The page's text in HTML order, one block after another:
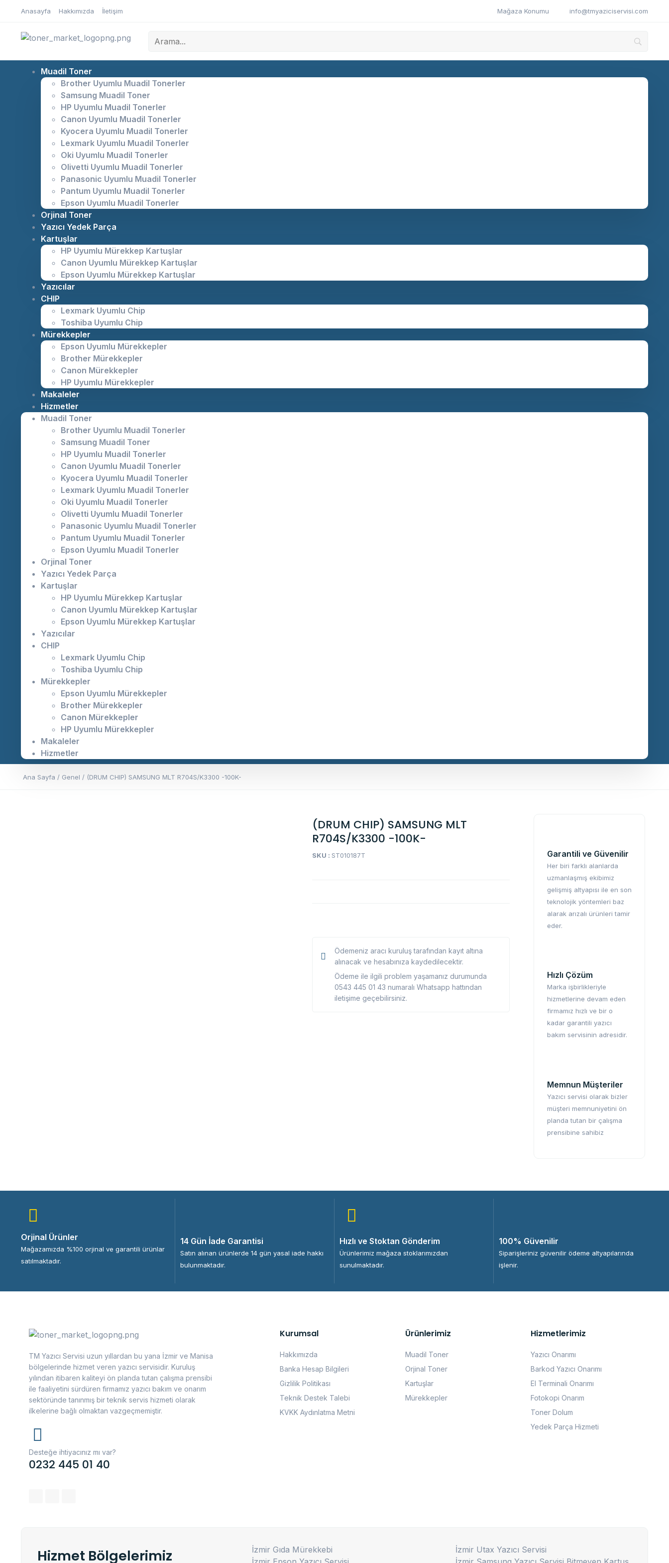
Anasayfa Hakkımızda İletişim Mağaza Konumu info@tmyaziciservisi.com
Muadil Toner
Brother Uyumlu Muadil Tonerler
Samsung Muadil Toner
HP Uyumlu Muadil Tonerler
Canon Uyumlu Muadil Tonerler
Kyocera Uyumlu Muadil Tonerler
Lexmark Uyumlu Muadil Tonerler
Oki Uyumlu Muadil Tonerler
Olivetti Uyumlu Muadil Tonerler
Panasonic Uyumlu Muadil Tonerler
Pantum Uyumlu Muadil Tonerler
Epson Uyumlu Muadil Tonerler
Orjinal Toner
Yazıcı Yedek Parça
Kartuşlar
HP Uyumlu Mürekkep Kartuşlar
Canon Uyumlu Mürekkep Kartuşlar
Epson Uyumlu Mürekkep Kartuşlar
Yazıcılar
CHIP
Lexmark Uyumlu Chip
Toshiba Uyumlu Chip
Mürekkepler
Epson Uyumlu Mürekkepler
Brother Mürekkepler
Canon Mürekkepler
HP Uyumlu Mürekkepler
Makaleler
Hizmetler
Muadil Toner
Brother Uyumlu Muadil Tonerler
Samsung Muadil Toner
HP Uyumlu Muadil Tonerler
Canon Uyumlu Muadil Tonerler
Kyocera Uyumlu Muadil Tonerler
Lexmark Uyumlu Muadil Tonerler
Oki Uyumlu Muadil Tonerler
Olivetti Uyumlu Muadil Tonerler
Panasonic Uyumlu Muadil Tonerler
Pantum Uyumlu Muadil Tonerler
Epson Uyumlu Muadil Tonerler
Orjinal Toner
Yazıcı Yedek Parça
Kartuşlar
HP Uyumlu Mürekkep Kartuşlar
Canon Uyumlu Mürekkep Kartuşlar
Epson Uyumlu Mürekkep Kartuşlar
Yazıcılar
CHIP
Lexmark Uyumlu Chip
Toshiba Uyumlu Chip
Mürekkepler
Epson Uyumlu Mürekkepler
Brother Mürekkepler
Canon Mürekkepler
HP Uyumlu Mürekkepler
Makaleler
Hizmetler
Ana Sayfa / Genel / (DRUM CHIP) SAMSUNG MLT R704S/K3300 -100K-
(DRUM CHIP) SAMSUNG MLT
R704S/K3300 -100K-
SKU : ST010187T
Ödemeniz aracı kuruluş tarafından kayıt altına
alınacak ve hesabınıza kaydedilecektir.
Ödeme ile ilgili problem yaşamanız durumunda
0543 445 01 43 numaralı Whatsapp hattından
iletişime geçebilirsiniz.
Garantili ve Güvenilir
Her biri farklı alanlarda
uzmanlaşmış ekibimiz
gelişmiş altyapısı ile en son
teknolojik yöntemleri baz
alarak arızalı ürünleri tamir
eder.
Hızlı Çözüm
Marka işbirlikleriyle
hizmetlerine devam eden
firmamız hızlı ve bir o
kadar garantili yazıcı
bakım servisinin adresidir.
Memnun Müşteriler
Yazıcı servisi olarak bizler
müşteri memnuniyetini ön
planda tutan bir çalışma
prensibine sahibiz
Orjinal Ürünler
Mağazamızda %100 orjinal ve garantili ürünlar
satılmaktadır.
14 Gün İade Garantisi
Satın alınan ürünlerde 14 gün yasal iade hakkı
bulunmaktadır.
Hızlı ve Stoktan Gönderim
Ürünlerimiz mağaza stoklarımızdan
sunulmaktadır.
100% Güvenilir
Siparişleriniz güvenilir ödeme altyapılarında
işlenir.
TM Yazıcı Servisi uzun yıllardan bu yana İzmir ve Manisa
bölgelerinde hizmet veren yazıcı servisidir. Kuruluş
yılından itibaren kaliteyi ön planda tutan çalışma prensibi
ile faaliyetini sürdüren firmamız yazıcı bakım ve onarım
sektöründe tanınmış bir teknik servis hizmeti olarak
ilkelerine bağlı olmaktan vazgeçmemiştir.
Desteğe ihtiyacınız mı var?
0232 445 01 40
Kurumsal
Hakkımızda
Banka Hesap Bilgileri
Gizlilik Politikası
Teknik Destek Talebi
KVKK Aydınlatma Metni
Ürünlerimiz
Muadil Toner
Orjinal Toner
Kartuşlar
Mürekkepler
Hizmetlerimiz
Yazıcı Onarımı
Barkod Yazıcı Onarımı
El Terminali Onarımı
Fotokopi Onarım
Toner Dolum
Yedek Parça Hizmeti
Hizmet Bölgelerimiz
İzmir Gıda Mürekkebi
İzmir Utax Yazıcı Servisi